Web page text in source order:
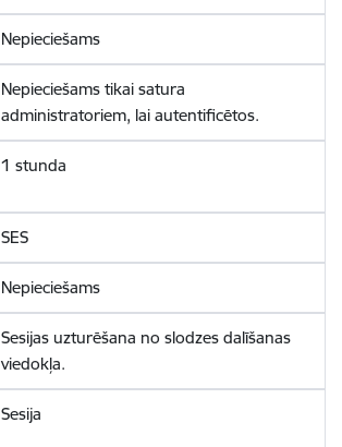
Nepieciešams
Nepieciešams tikai satura
administratoriem, lai autentificētos.
1 stunda
SES
Nepieciešams
Sesijas uzturēšana no slodzes dalīšanas
viedokļa.
Sesija